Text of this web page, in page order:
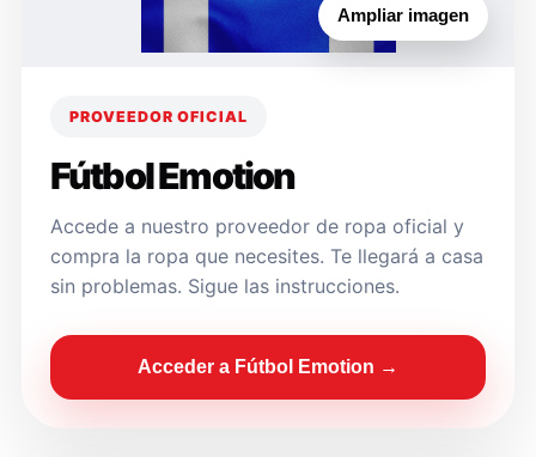
Ampliar imagen
PROVEEDOR OFICIAL
Fútbol Emotion
Accede a nuestro proveedor de ropa oficial y
compra la ropa que necesites. Te llegará a casa
sin problemas. Sigue las instrucciones.
Acceder a Fútbol Emotion →